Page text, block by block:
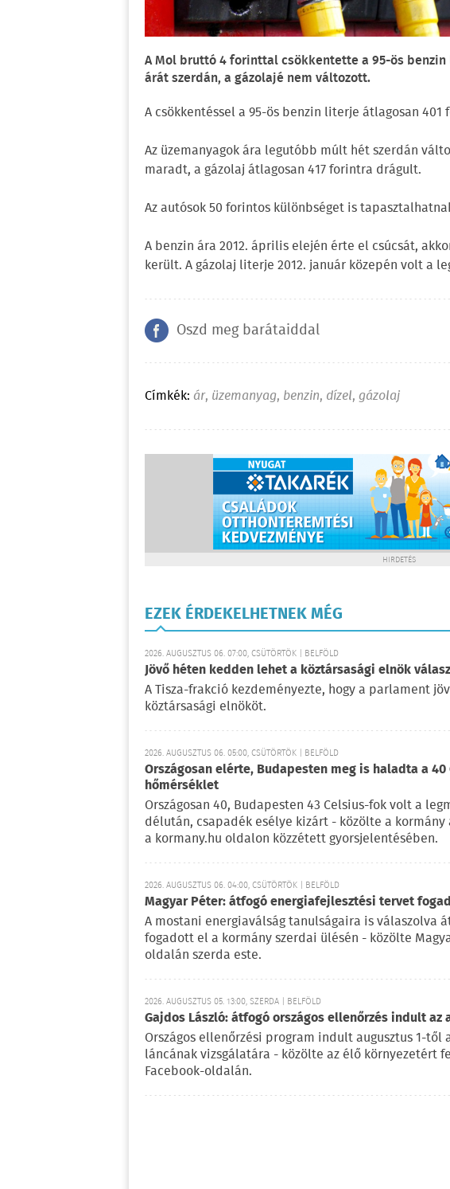
A Mol bruttó 4 forinttal csökkentette a 95-ös
árát szerdán, a gázolajé nem változott.
A csökkentéssel a 95-ös benzin literje átlagosan
Az üzemanyagok ára legutóbb múlt hét szerdán
maradt, a gázolaj átlagosan 417 forintra drágult.
Az autósok 50 forintos különbséget is
A benzin ára 2012. április elején érte el csúcsát,
került. A gázolaj literje 2012. január közepén volt a
Oszd meg barátaiddal
Címkék: ár, üzemanyag, benzin, dízel, gázolaj
HIRDETÉS
EZEK ÉRDEKELHETNEK MÉG
2026. AUGUSZTUS 06. 07:00, CSÜTÖRTÖK | BELFÖLD
Jövő héten kedden lehet a köztársasági elnök
A Tisza-frakció kezdeményezte, hogy a parlament
köztársasági elnököt.
2026. AUGUSZTUS 06. 05:00, CSÜTÖRTÖK | BELFÖLD
Országosan elérte, Budapesten meg is haladta a
hőmérséklet
Országosan 40, Budapesten 43 Celsius-fok volt a
délután, csapadék esélye kizárt - közölte a
a kormany.hu oldalon közzétett gyorsjelentésében.
2026. AUGUSZTUS 06. 04:00, CSÜTÖRTÖK | BELFÖLD
Magyar Péter: átfogó energiafejlesztési tervet
A mostani energiaválság tanulságaira is válaszolva
fogadott el a kormány szerdai ülésén - közölte
oldalán szerda este.
2026. AUGUSZTUS 05. 13:00, SZERDA | BELFÖLD
Gajdos László: átfogó országos ellenőrzés indult az
Országos ellenőrzési program indult augusztus 1-
láncának vizsgálatára - közölte az élő környezetért
Facebook-oldalán.